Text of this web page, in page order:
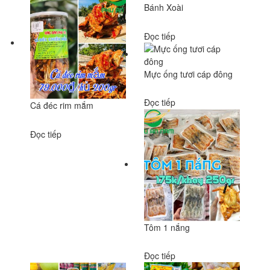
Cá đéc rim mắm
Đọc tiếp
Bánh Xoài
Đọc tiếp
Mực ống tươi cáp đông
Đọc tiếp
Tôm 1 nắng
Đọc tiếp